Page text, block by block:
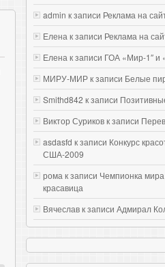
admin к записи Реклама на
Елена к записи Реклама на
Елена к записи ГОА «Мир-1″ и
МИРУ-МИР к записи Белые
Smithd842 к записи
Виктор Суриков к записи
asdasfd к записи Конкурс
США-2009
рома к записи Чемпионка
красавица
Вячеслав к записи Адмирал